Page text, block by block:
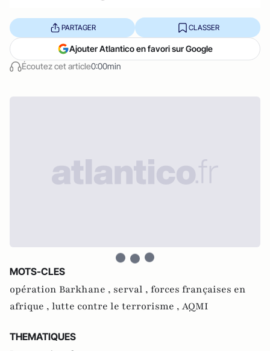
Écoutez cet article0:00min
PARTAGER CLASSER
Ajouter Atlantico en favori sur Google
MOTS-CLES
opération Barkhane , serval , forces françaises en
afrique , lutte contre le terrorisme , AQMI
THEMATIQUES